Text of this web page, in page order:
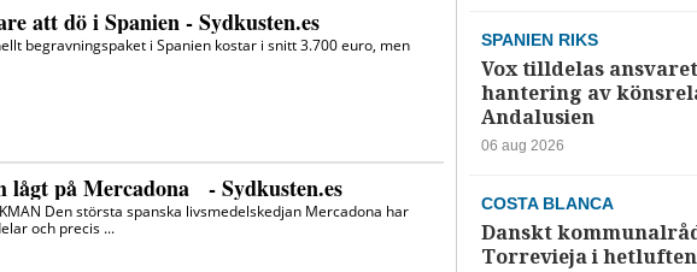
SPANIEN RIKS
Vox tilldelas
hantering av
Andalusien
06 aug 2026
COSTA BLANCA
Danskt
Torrevieja i hetluften